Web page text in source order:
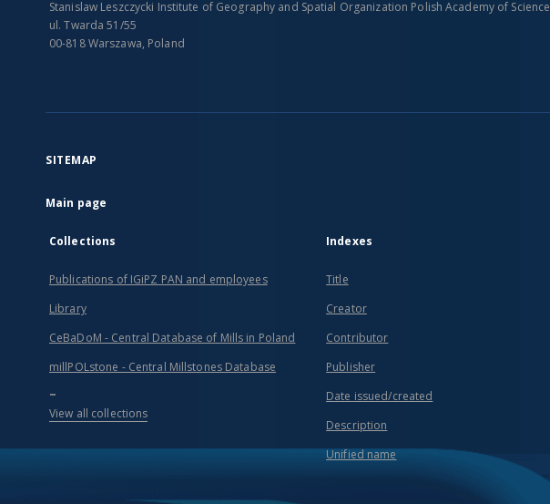
Stanislaw Leszczycki Institute of Geography and Spatial Organization Polish Academy of Science
ul. Twarda 51/55
00-818 Warszawa, Poland
SITEMAP
Main page
Collections
Publications of IGiPZ PAN and employees
Library
CeBaDoM - Central Database of Mills in Poland
millPOLstone - Central Millstones Database
...
View all collections
Indexes
Title
Creator
Contributor
Publisher
Date issued/created
Description
Unified name